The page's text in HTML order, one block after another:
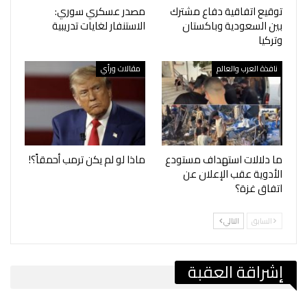
توقيع اتفاقية دفاع مشترك
بين السعودية وباكستان
وتركيا
مصدر عسكري سوري:
الاستنفار لغايات تدريبية
نافذة العرب والعالم
ما دلالات استهداف مستودع
الأدوية عقب الإعلان عن
اتفاق غزة؟
مقالات ورأي
ماذا لو لم يكن ترمب أحمقاً؟!
السابق التالي
إشراقة العقبة